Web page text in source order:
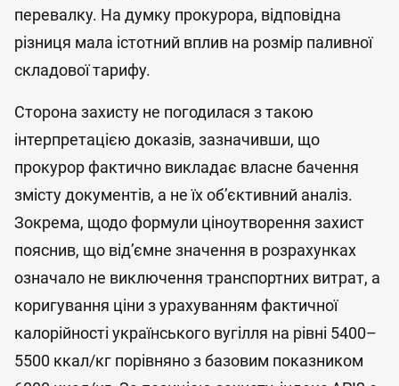
перевалку. На думку прокурора, відповідна
різниця мала істотний вплив на розмір паливної
складової тарифу.
Сторона захисту не погодилася з такою
інтерпретацією доказів, зазначивши, що
прокурор фактично викладає власне бачення
змісту документів, а не їх об’єктивний аналіз.
Зокрема, щодо формули ціноутворення захист
пояснив, що від’ємне значення в розрахунках
означало не виключення транспортних витрат, а
коригування ціни з урахуванням фактичної
калорійності українського вугілля на рівні 5400–
5500 ккал/кг порівняно з базовим показником